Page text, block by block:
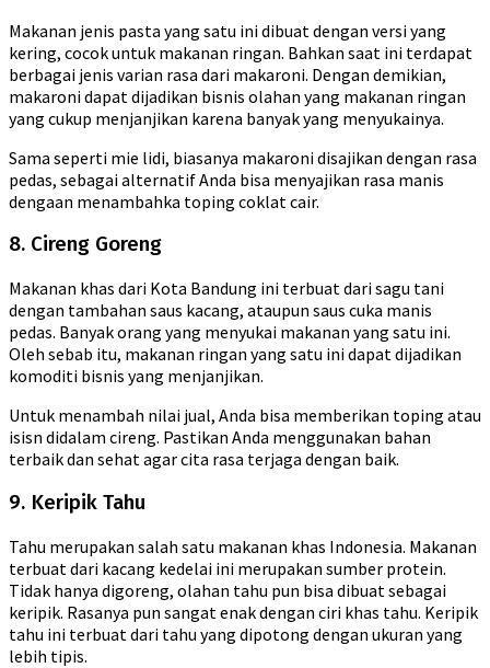
Makanan jenis pasta yang satu ini dibuat dengan versi yang
kering, cocok untuk makanan ringan. Bahkan saat ini terdapat
berbagai jenis varian rasa dari makaroni. Dengan demikian,
makaroni dapat dijadikan bisnis olahan yang makanan ringan
yang cukup menjanjikan karena banyak yang menyukainya.
Sama seperti mie lidi, biasanya makaroni disajikan dengan rasa
pedas, sebagai alternatif Anda bisa menyajikan rasa manis
dengaan menambahka toping coklat cair.
8. Cireng Goreng
Makanan khas dari Kota Bandung ini terbuat dari sagu tani
dengan tambahan saus kacang, ataupun saus cuka manis
pedas. Banyak orang yang menyukai makanan yang satu ini.
Oleh sebab itu, makanan ringan yang satu ini dapat dijadikan
komoditi bisnis yang menjanjikan.
Untuk menambah nilai jual, Anda bisa memberikan toping atau
isisn didalam cireng. Pastikan Anda menggunakan bahan
terbaik dan sehat agar cita rasa terjaga dengan baik.
9. Keripik Tahu
Tahu merupakan salah satu makanan khas Indonesia. Makanan
terbuat dari kacang kedelai ini merupakan sumber protein.
Tidak hanya digoreng, olahan tahu pun bisa dibuat sebagai
keripik. Rasanya pun sangat enak dengan ciri khas tahu. Keripik
tahu ini terbuat dari tahu yang dipotong dengan ukuran yang
lebih tipis.